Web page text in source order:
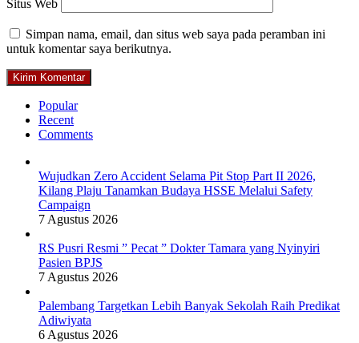
Situs Web
Simpan nama, email, dan situs web saya pada peramban ini
untuk komentar saya berikutnya.
Popular
Recent
Comments
Wujudkan Zero Accident Selama Pit Stop Part II 2026,
Kilang Plaju Tanamkan Budaya HSSE Melalui Safety
Campaign
7 Agustus 2026
RS Pusri Resmi ” Pecat ” Dokter Tamara yang Nyinyiri
Pasien BPJS
7 Agustus 2026
Palembang Targetkan Lebih Banyak Sekolah Raih Predikat
Adiwiyata
6 Agustus 2026